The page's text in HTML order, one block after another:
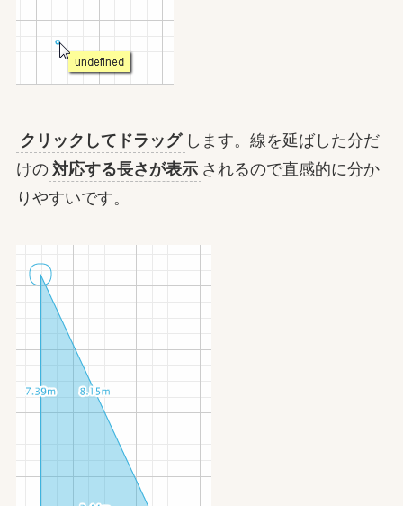
クリックしてドラッグ します。線を延ばした分だ
けの 対応する長さが表示 されるので直感的に分か
りやすいです。